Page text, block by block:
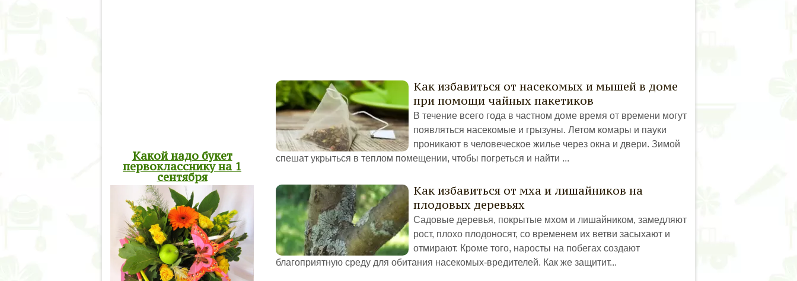
Как избавиться от насекомых и мышей в доме
при помощи чайных пакетиков
В течение всего года в частном доме время от времени могут
появляться насекомые и грызуны. Летом комары и пауки
проникают в человеческое жилье через окна и двери. Зимой
спешат укрыться в теплом помещении, чтобы погреться и найти ...
Как избавиться от мха и лишайников на
плодовых деревьях
Садовые деревья, покрытые мхом и лишайником, замедляют
рост, плохо плодоносят, со временем их ветви засыхают и
отмирают. Кроме того, наросты на побегах создают
благоприятную среду для обитания насекомых-вредителей. Как же защитит...
Какой надо букет
первокласснику на 1
сентября